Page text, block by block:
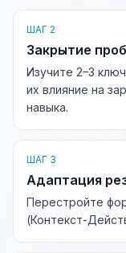
ШАГ 2
Закрытие
Изучите 2–3
их влияние на
навыка.
ШАГ 3
Адаптация
Перестройте
(Контекст-